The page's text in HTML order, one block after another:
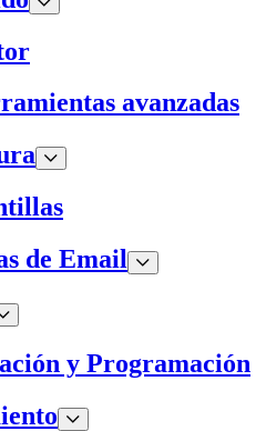
avanzadas
de Email
y Programación